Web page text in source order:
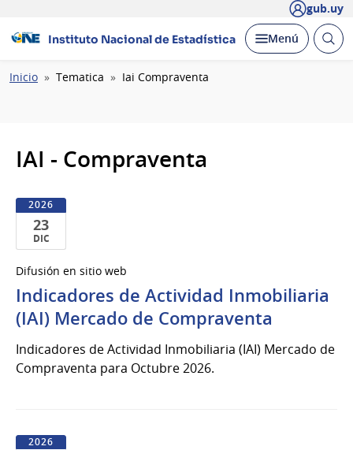
gub.uy
Instituto Nacional de Estadística Desplegar
Menú Abrir
Ruta
Inicio Tematica Iai Compraventa
IAI - Compraventa
2026
23
DIC
de
Dic
del
Difusión en sitio web
Indicadores de Actividad Inmobiliaria
(IAI) Mercado de Compraventa
Indicadores de Actividad Inmobiliaria (IAI) Mercado de
Compraventa para Octubre 2026.
2026